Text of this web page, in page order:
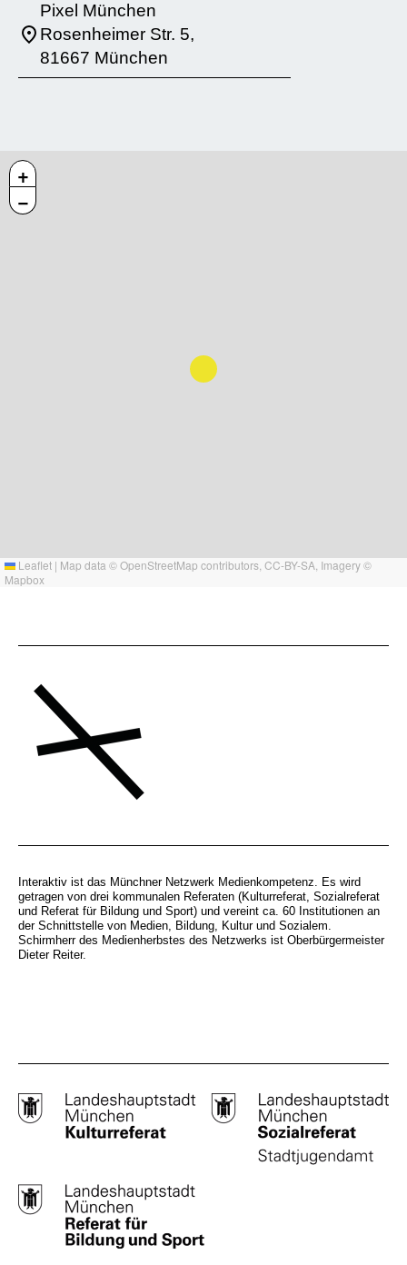
Pixel München
Rosenheimer Str. 5,
81667 München
+
−
Leaflet | Map data ©OpenStreetMap contributors, CC-BY-SA , Imagery ©
Mapbox
Interaktiv ist das Münchner Netzwerk Medienkompetenz. Es wird
getragen von drei kommunalen Referaten (Kulturreferat, Sozialreferat
und Referat für Bildung und Sport) und vereint ca. 60 Institutionen an
der Schnittstelle von Medien, Bildung, Kultur und Sozialem.
Schirmherr des Medienherbstes des Netzwerks ist Oberbürgermeister
Dieter Reiter.